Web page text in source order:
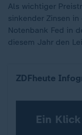
Als wichtiger
sinkender Zinsen
Notenbank Fed in
diesem Jahr den
ZDFheute
Ein